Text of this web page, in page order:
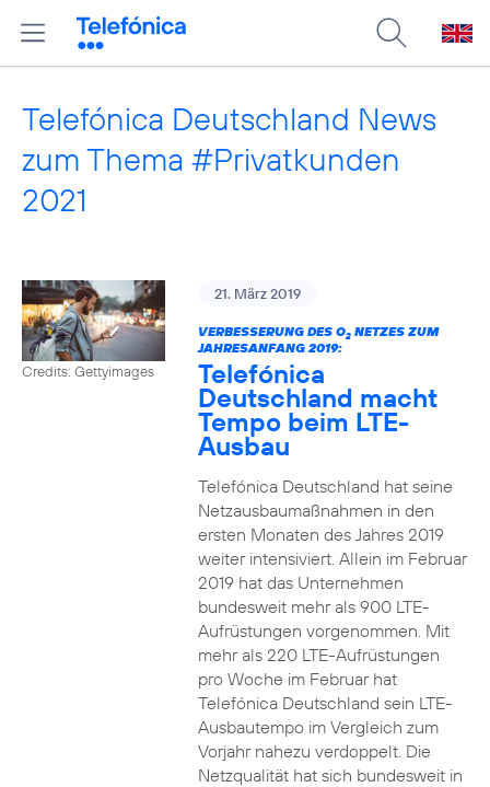
Telefónica Deutschland News
zum Thema #Privatkunden
2021
Credits: Gettyimages
21. März 2019
VERBESSERUNG DES O2NETZES ZUM
JAHRESANFANG 2019:
Telefónica
Deutschland macht
Tempo beim LTE-
Ausbau
Telefónica Deutschland hat seine
Netzausbaumaßnahmen in den
ersten Monaten des Jahres 2019
weiter intensiviert. Allein im Februar
2019 hat das Unternehmen
bundesweit mehr als 900 LTE-
Aufrüstungen vorgenommen. Mit
mehr als 220 LTE-Aufrüstungen
pro Woche im Februar hat
Telefónica Deutschland sein LTE-
Ausbautempo im Vergleich zum
Vorjahr nahezu verdoppelt. Die
Netzqualität hat sich bundesweit in